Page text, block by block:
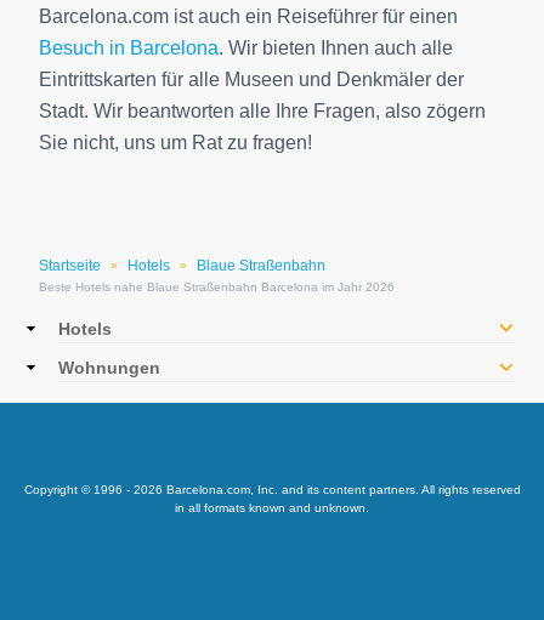
Startseite » Hotels » Blaue Straßenbahn
Beste Hotels nahe Blaue Straßenbahn Barcelona im Jahr 2026
Barcelona.com ist auch ein Reiseführer für einen
Besuch in Barcelona. Wir bieten Ihnen auch alle
Eintrittskarten für alle Museen und Denkmäler der
Stadt. Wir beantworten alle Ihre Fragen, also zögern
Sie nicht, uns um Rat zu fragen!
MainHotels
Wohnungen
Copyright © 1996 - 2026 Barcelona.com, Inc. and its content partners. All rights reserved
in all formats known and unknown.